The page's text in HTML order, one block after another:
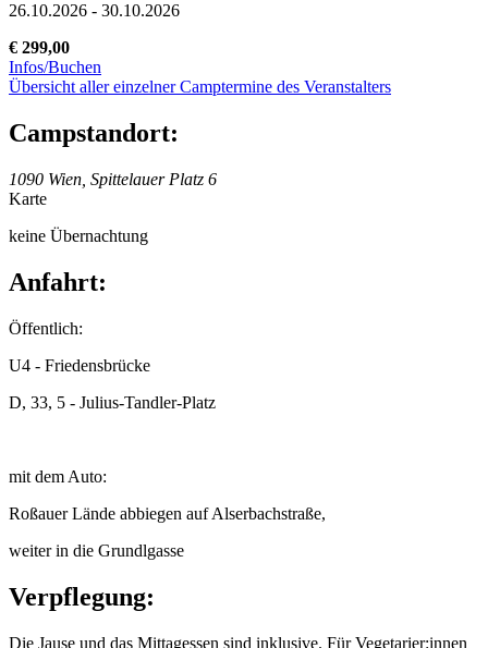
26.10.2026 - 30.10.2026
€ 299,00
Infos/Buchen
Übersicht aller einzelner Camptermine des Veranstalters
Campstandort:
1090 Wien, Spittelauer Platz 6
Karte
keine Übernachtung
Anfahrt:
Öffentlich:
U4 - Friedensbrücke
D, 33, 5 - Julius-Tandler-Platz
mit dem Auto:
Roßauer Lände abbiegen auf Alserbachstraße,
weiter in die Grundlgasse
Verpflegung:
Die Jause und das Mittagessen sind inklusive. Für Vegetarier:innen